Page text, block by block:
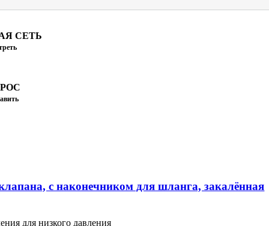
СЕТЬ
с наконечником для шланга, закалённая
для низкого давления